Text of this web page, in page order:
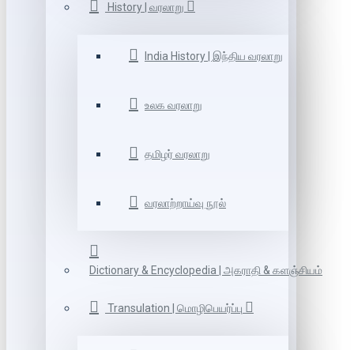
History | வரலாறு
India History | இந்திய வரலாறு
உலக வரலாறு
தமிழர் வரலாறு
வரலாற்றாய்வு நூல்
Dictionary & Encyclopedia | அகராதி & களஞ்சியம்
Transulation | மொழிபெயர்ப்பு